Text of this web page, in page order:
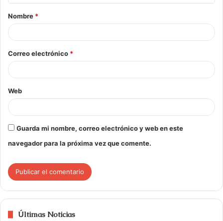
Nombre *
Correo electrónico *
Web
Guarda mi nombre, correo electrónico y web en este
navegador para la próxima vez que comente.
Últimas Noticias